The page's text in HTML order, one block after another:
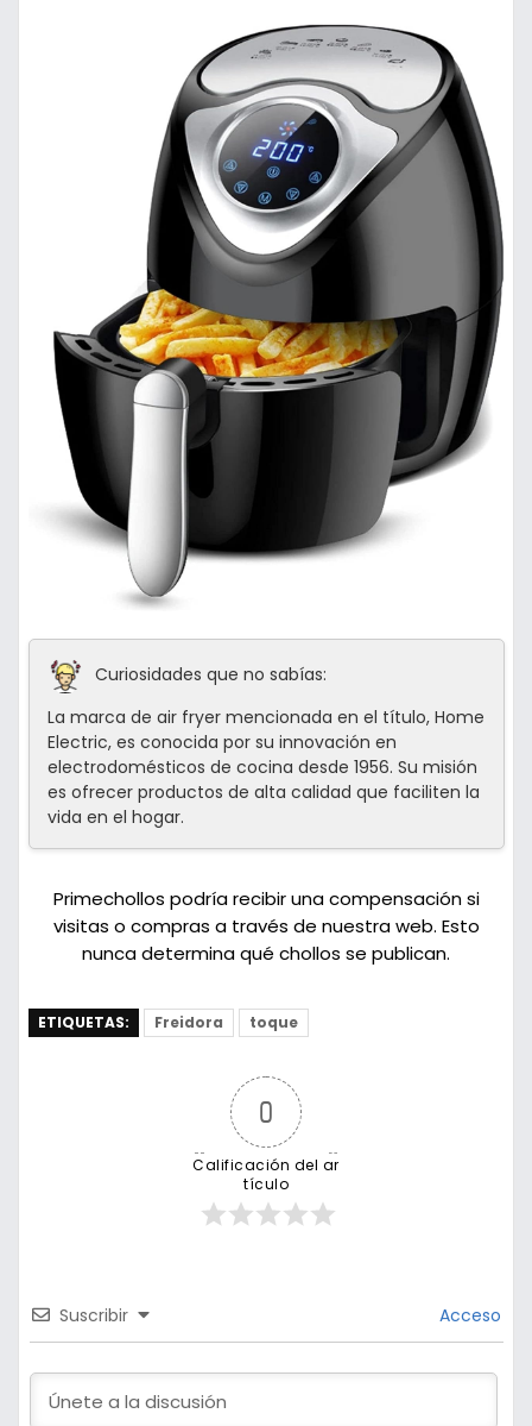
Curiosidades que no sabías:
La marca de air fryer mencionada en el título, Home
Electric, es conocida por su innovación en
electrodomésticos de cocina desde 1956. Su misión
es ofrecer productos de alta calidad que faciliten la
vida en el hogar.
Primechollos podría recibir una compensación si
visitas o compras a través de nuestra web. Esto
nunca determina qué chollos se publican.
ETIQUETAS: Freidora toque
0
Calificación del ar
tículo
Suscribir Acceso